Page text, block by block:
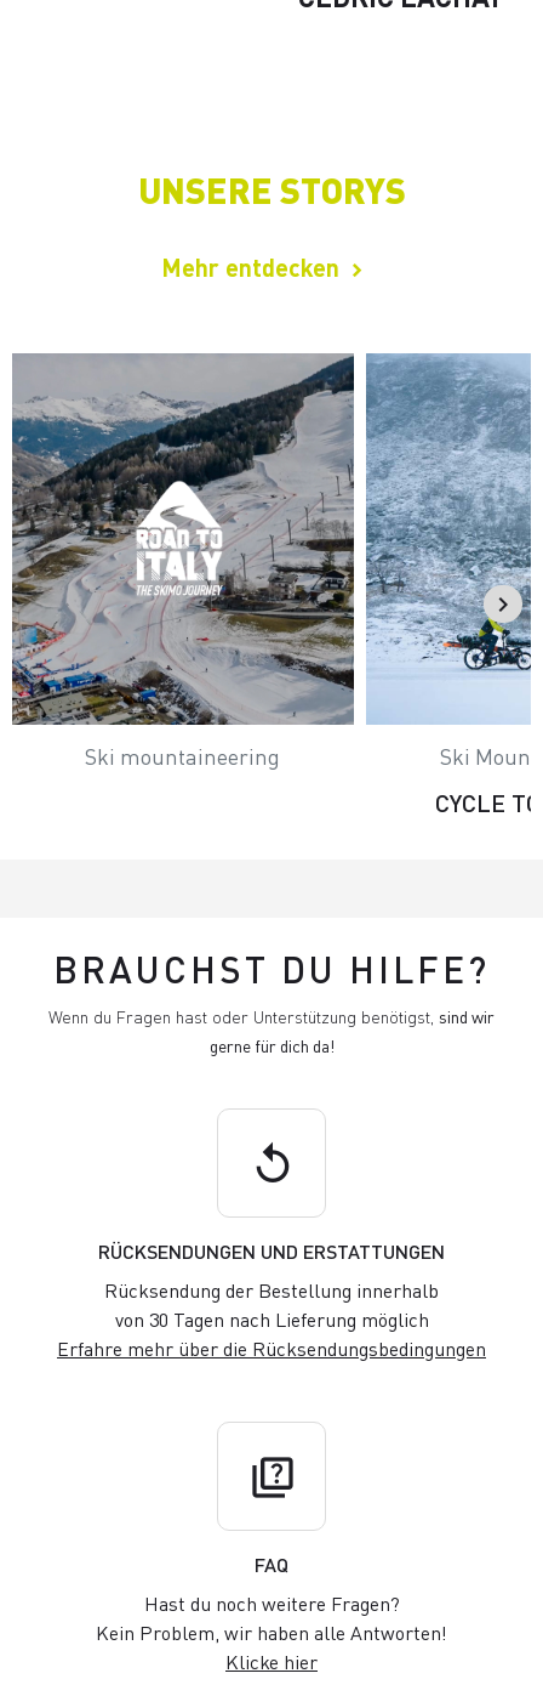
UNSERE STORYS
Mehr entdecken
Ski mountaineering Ski
CYCLE
BRAUCHST DU HILFE?
Wenn du Fragen hast oder Unterstützung benötigst, sind wir
gerne für dich da!
replay
RÜCKSENDUNGEN UND ERSTATTUNGEN
Rücksendung der Bestellung innerhalb
von 30 Tagen nach Lieferung möglich
Erfahre mehr über die Rücksendungsbedingungen
quiz
FAQ
Hast du noch weitere Fragen?
Kein Problem, wir haben alle Antworten!
Klicke hier